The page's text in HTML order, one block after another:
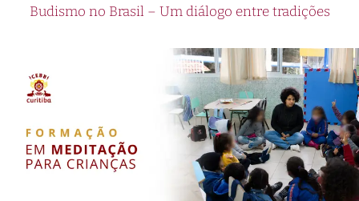
Budismo no Brasil – Um diálogo entre tradições